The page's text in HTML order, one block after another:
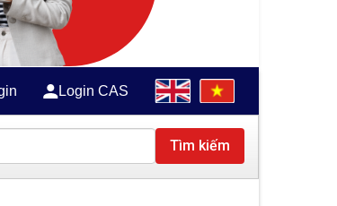
Login CAS
Tìm kiếm